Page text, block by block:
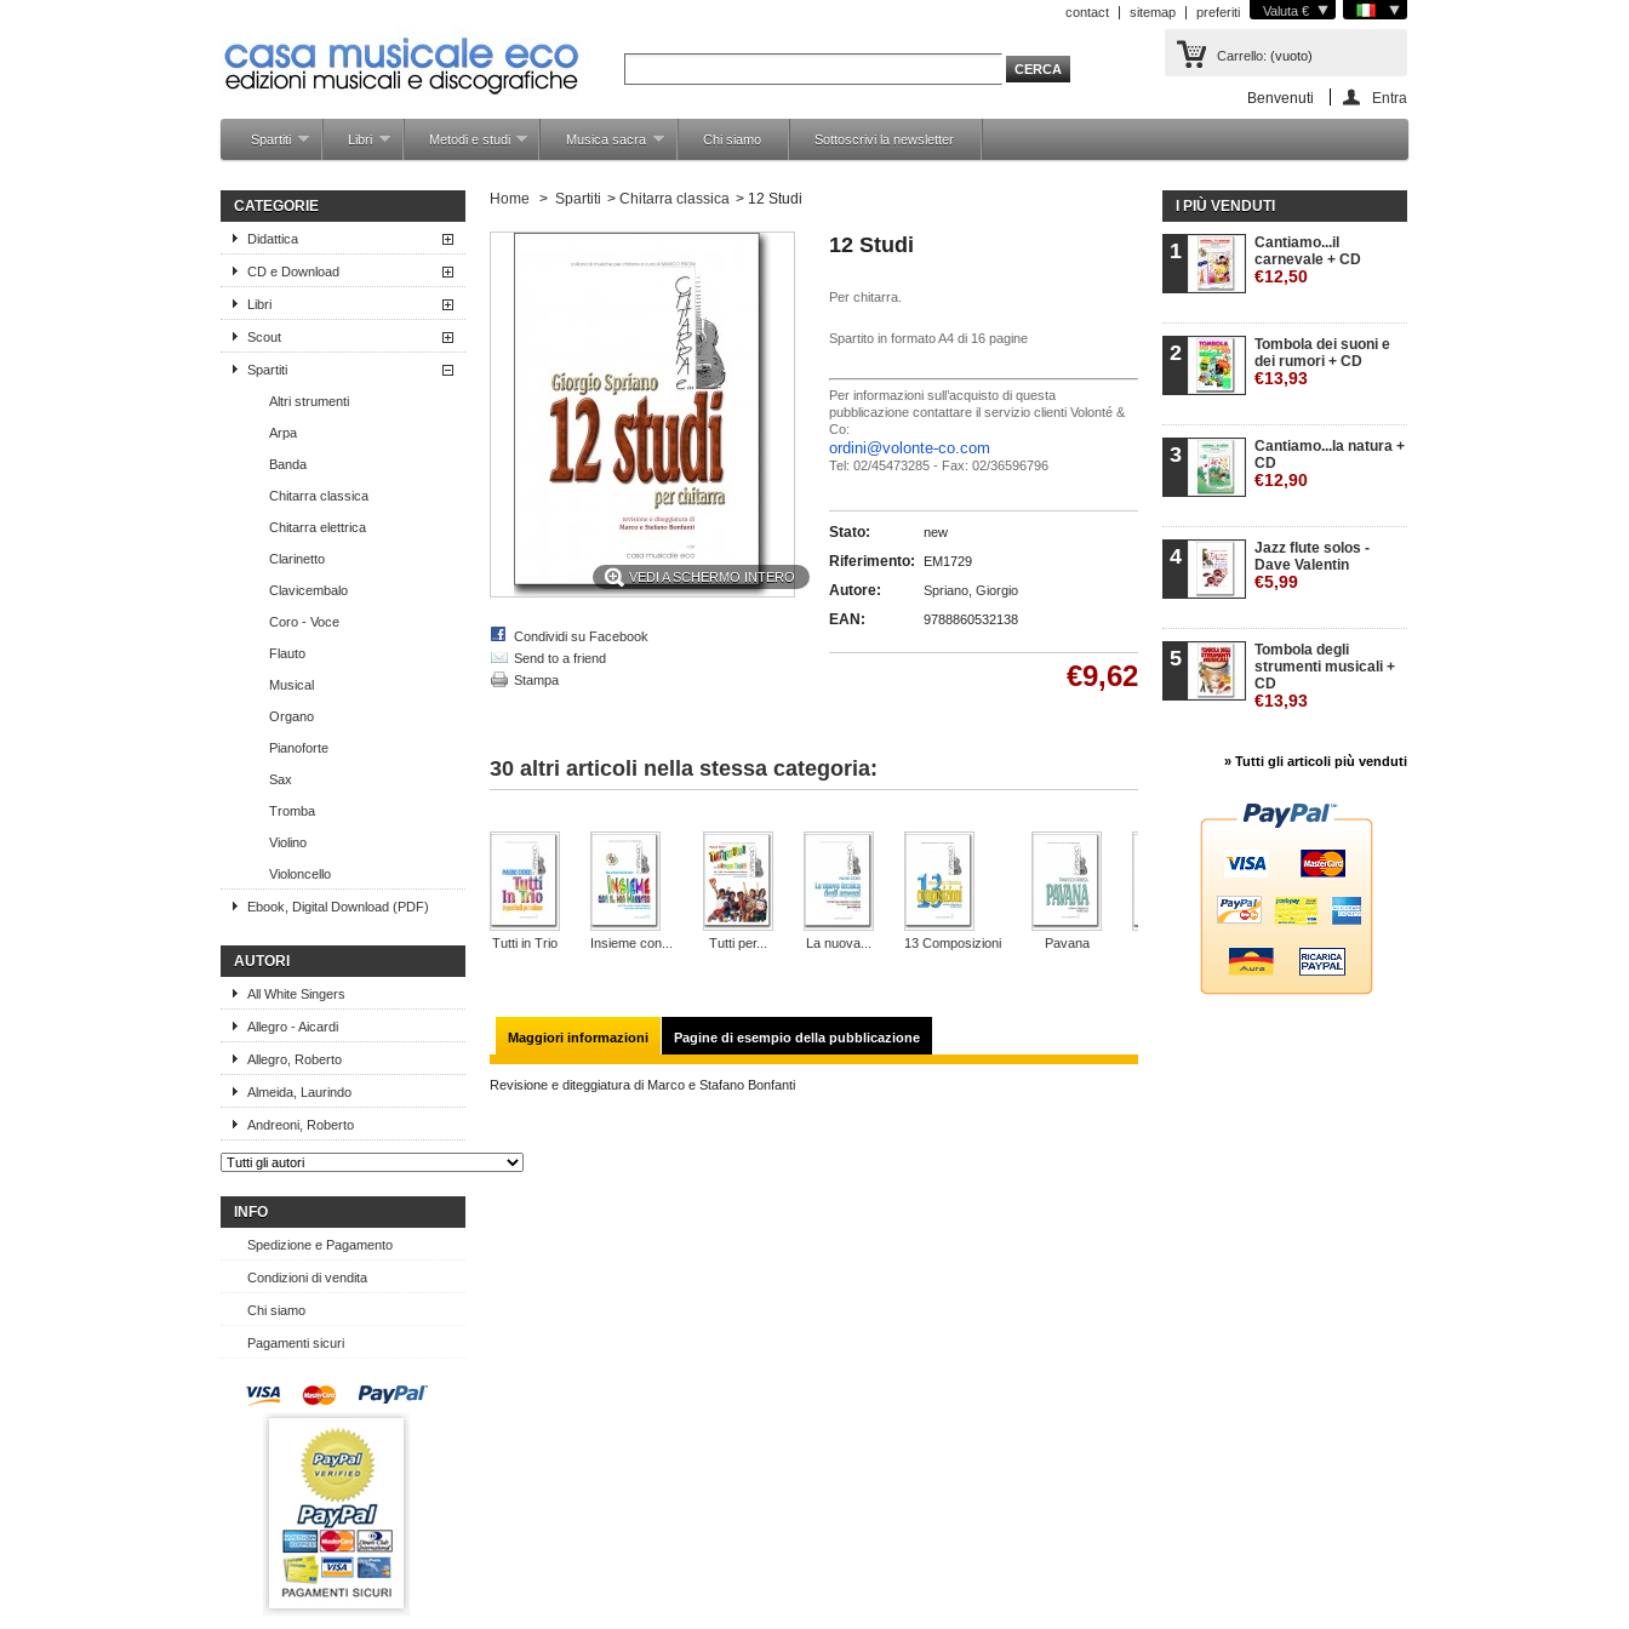
Valuta €
contact sitemap preferiti
Carrello: (vuoto)
Benvenuti Entra
Spartiti Libri Metodi e studi Musica sacra Chi siamo Sottoscrivi la newsletter
CATEGORIE
Didattica
CD e Download
Libri
Scout
Spartiti
Altri strumenti
Arpa
Banda
Chitarra classica
Chitarra elettrica
Clarinetto
Clavicembalo
Coro - Voce
Flauto
Musical
Organo
Pianoforte
Sax
Tromba
Violino
Violoncello
Ebook, Digital Download (PDF)
AUTORI
All White Singers
Allegro - Aicardi
Allegro, Roberto
Almeida, Laurindo
Andreoni, Roberto
INFO
Spedizione e Pagamento
Condizioni di vendita
Chi siamo
Pagamenti sicuri
Home > Spartiti > Chitarra classica > 12 Studi
VEDI A SCHERMO INTERO
Condividi su Facebook
Send to a friend
Stampa
12 Studi
Per chitarra.
Spartito in formato A4 di 16 pagine
Per informazioni sull’acquisto di questa
pubblicazione contattare il servizio clienti Volonté &
Co:
ordini@volonte-co.com
Tel: 02/45473285 - Fax: 02/36596796
Stato: new
Riferimento: EM1729
Autore: Spriano, Giorgio
EAN: 9788860532138
€9,62
30 altri articoli nella stessa categoria:
Tutti in Trio Insieme con... Tutti per... La nuova... 13 Composizioni Pavana
Maggiori informazioni Pagine di esempio della pubblicazione
Revisione e diteggiatura di Marco e Stafano Bonfanti
I PIÙ VENDUTI
1
Cantiamo...il
carnevale + CD
€12,50
2
Tombola dei suoni e
dei rumori + CD
€13,93
3
Cantiamo...la natura +
CD
€12,90
4
Jazz flute solos -
Dave Valentin
€5,99
5
Tombola degli
strumenti musicali +
CD
€13,93
» Tutti gli articoli più venduti